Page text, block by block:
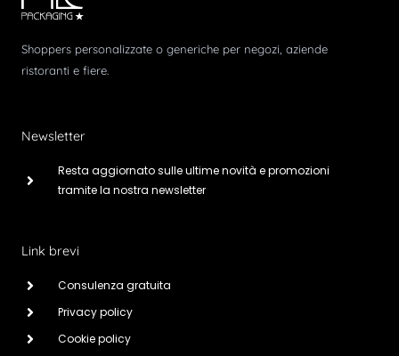
Shoppers personalizzate o generiche per negozi, aziende
ristoranti e fiere.
Newsletter
Resta aggiornato sulle ultime novità e promozioni
tramite la nostra newsletter
Link brevi
Consulenza gratuita
Privacy policy
Cookie policy